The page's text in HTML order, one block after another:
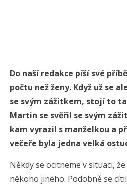
Do naší redakce píší své
počtu než ženy. Když už se
se svým zážitkem, stojí to
Martin se svěřil se svým
kam vyrazil s manželkou a
večeře byla jedna velká
Někdy se ocitneme v situaci,
někoho jiného. Podobně se